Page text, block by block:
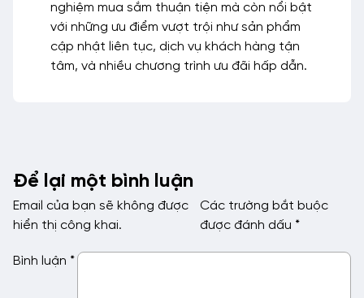
nghiệm mua sắm thuận tiện mà còn nổi bật
với những ưu điểm vượt trội như sản phẩm
cập nhật liên tục, dịch vụ khách hàng tận
tâm, và nhiều chương trình ưu đãi hấp dẫn.
Để lại một bình luận
Email của bạn sẽ không được
hiển thị công khai.
Các trường bắt buộc
được đánh dấu *
Bình luận *